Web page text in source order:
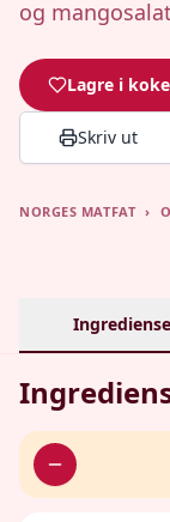
og
Lagre i
Skriv ut
NORGES MATFAT ›